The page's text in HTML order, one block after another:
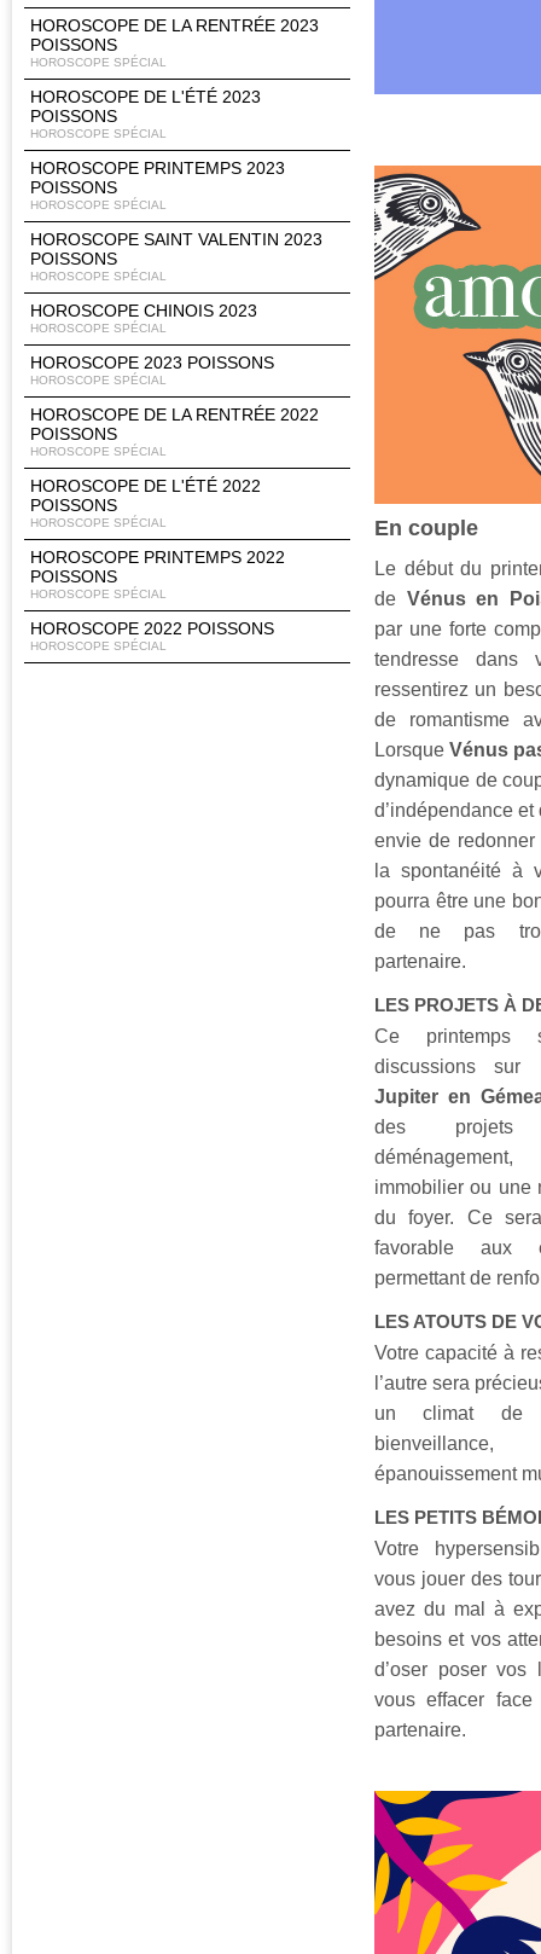
HOROSCOPE DE LA RENTRÉE 2023
POISSONS
HOROSCOPE SPÉCIAL
HOROSCOPE DE L'ÉTÉ 2023
POISSONS
HOROSCOPE SPÉCIAL
HOROSCOPE PRINTEMPS 2023
POISSONS
HOROSCOPE SPÉCIAL
HOROSCOPE SAINT VALENTIN 2023
POISSONS
HOROSCOPE SPÉCIAL
HOROSCOPE CHINOIS 2023
HOROSCOPE SPÉCIAL
HOROSCOPE 2023 POISSONS
HOROSCOPE SPÉCIAL
HOROSCOPE DE LA RENTRÉE 2022
POISSONS
HOROSCOPE SPÉCIAL
HOROSCOPE DE L'ÉTÉ 2022
POISSONS
HOROSCOPE SPÉCIAL
HOROSCOPE PRINTEMPS 2022
POISSONS
HOROSCOPE SPÉCIAL
HOROSCOPE 2022 POISSONS
HOROSCOPE SPÉCIAL
En couple
Le début du
de Vénus en
par une forte
tendresse dans
ressentirez un
de romantisme
Lorsque Vénus
dynamique de
d’indépendance et
envie de
la spontanéité à
pourra être une
de ne pas
partenaire.
LES PROJETS À
Ce printemps
discussions sur
Jupiter en
des projets
immobilier ou une
du foyer. Ce
favorable aux
permettant de
LES ATOUTS DE
Votre capacité à
l’autre sera
un climat de
épanouissement
LES PETITS
Votre
vous jouer des
avez du mal à
besoins et vos
d’oser poser
vous effacer
partenaire.